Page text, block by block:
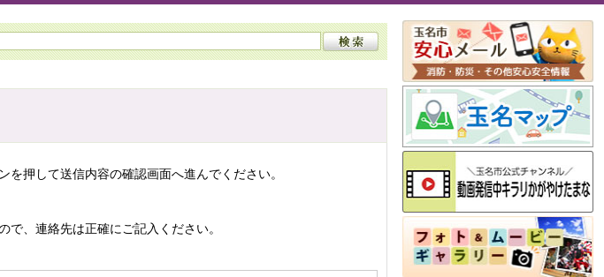
押して送信内容の確認画面へ進んでください。
、連絡先は正確にご記入ください。